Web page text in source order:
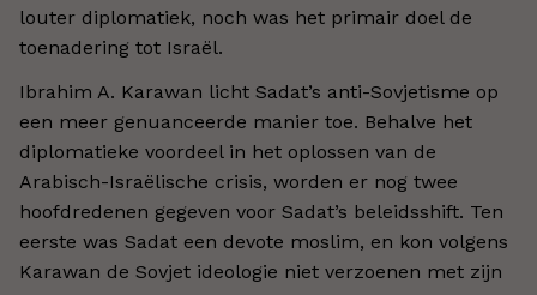
louter diplomatiek, noch was het primair doel de
toenadering tot Israël.
Ibrahim A. Karawan licht Sadat’s anti-Sovjetisme op
een meer genuanceerde manier toe. Behalve het
diplomatieke voordeel in het oplossen van de
Arabisch-Israëlische crisis, worden er nog twee
hoofdredenen gegeven voor Sadat’s beleidsshift. Ten
eerste was Sadat een devote moslim, en kon volgens
Karawan de Sovjet ideologie niet verzoenen met zijn